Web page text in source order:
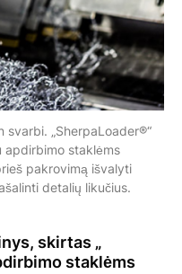
„SherpaLoader®“
apdirbimo staklėms
pakrovimą išvalyti
detalių likučius.
, skirtas „
staklėms